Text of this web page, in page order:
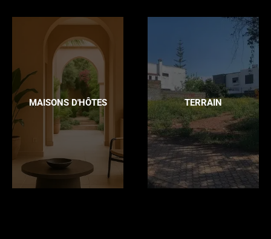
MAISONS D'HÔTES TERRAIN